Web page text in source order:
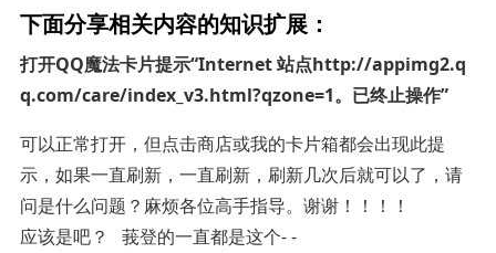
下面分享相关内容的知识扩展：
打开QQ魔法卡片提示“Internet 站点http://appimg2.q
q.com/care/index_v3.html?qzone=1。已终止操作”
可以正常打开，但点击商店或我的卡片箱都会出现此提
示，如果一直刷新，一直刷新，刷新几次后就可以了，请
问是什么问题？麻烦各位高手指导。谢谢！！！！
应该是吧？ 莪登的一直都是这个- -